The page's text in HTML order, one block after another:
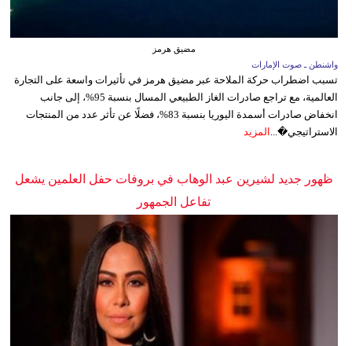
مضيق هرمز
واشنطن ـ صوت الإمارات
تسبب اضطراب حركة الملاحة عبر مضيق هرمز في تأثيرات واسعة على التجارة
العالمية، مع تراجع صادرات الغاز الطبيعي المسال بنسبة 95%، إلى جانب
انخفاض صادرات أسمدة اليوريا بنسبة 83%، فضلًا عن تأثر عدد من المنتجات
الاستراتيجي�... المزيد
ظهور جديد لشيرين عبد الوهاب في بروفات حفل العلمين يشعل
تفاعل الجمهور